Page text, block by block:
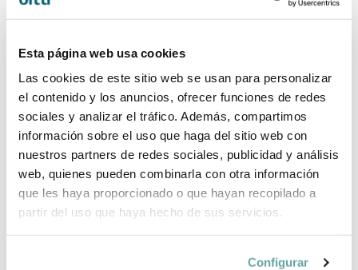
Esta página web usa cookies
Las cookies de este sitio web se usan para personalizar
el contenido y los anuncios, ofrecer funciones de redes
sociales y analizar el tráfico. Además, compartimos
información sobre el uso que haga del sitio web con
nuestros partners de redes sociales, publicidad y análisis
web, quienes pueden combinarla con otra información
que les haya proporcionado o que hayan recopilado a
partir del uso que haya hecho de sus servicios.
Configurar
SHIPPING AND RETURNS
WHY CHOOSE BITTI?
BRAND INFORMATION
COMPLETE YOUR PURCHASE
SHARE